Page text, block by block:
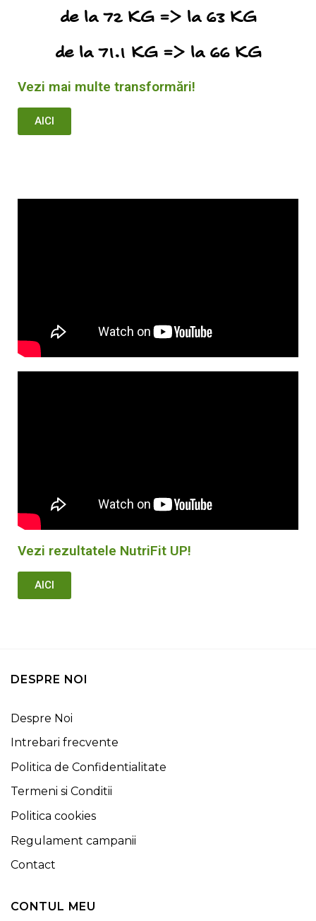
de la 72 KG => la 63 KG
de la 71.1 KG => la 66 KG
Vezi mai multe transformări!
AICI
Vezi rezultatele NutriFit UP!
AICI
DESPRE NOI
Despre Noi
Intrebari frecvente
Politica de Confidentialitate
Termeni si Conditii
Politica cookies
Regulament campanii
Contact
CONTUL MEU